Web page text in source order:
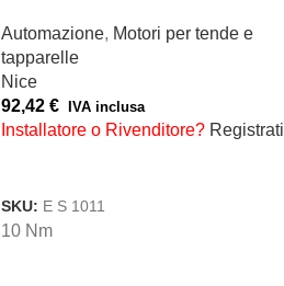
Automazione, Motori per tende e
tapparelle
Nice
92,42 € IVA inclusa
Installatore o Rivenditore? Registrati
SKU: E S 1011
10 Nm